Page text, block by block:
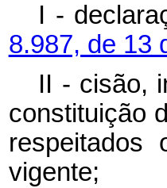
I -
8.987, de 13
II - cisão,
constituição
respeitados
vigente;